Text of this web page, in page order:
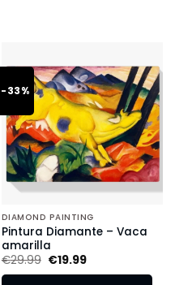
-33%
DIAMOND PAINTING
Pintura Diamante – Vaca
amarilla
€29.99 €19.99